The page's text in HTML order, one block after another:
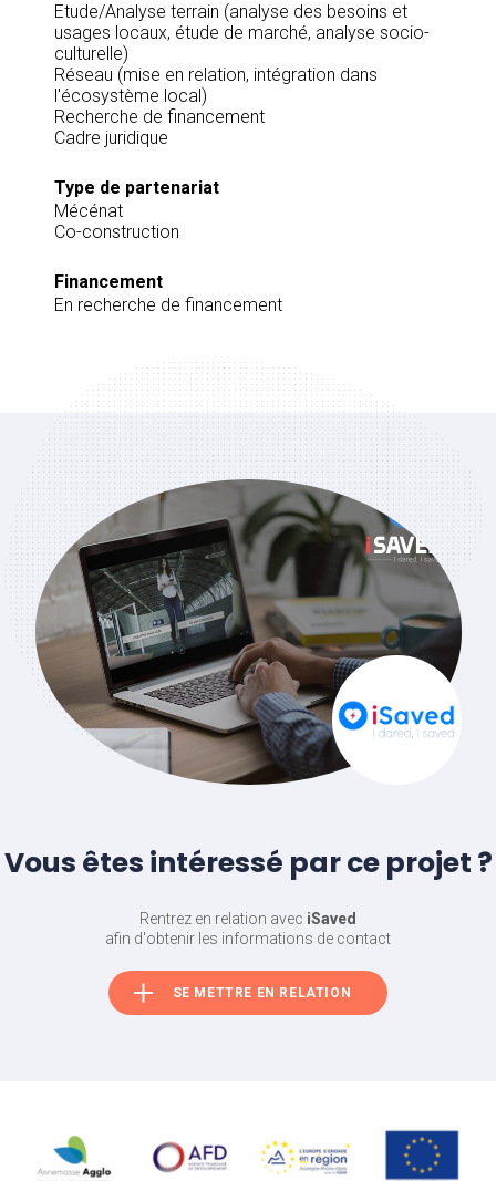
Etude/Analyse terrain (analyse des besoins et
usages locaux, étude de marché, analyse socio-
culturelle)
Réseau (mise en relation, intégration dans
l'écosystème local)
Recherche de financement
Cadre juridique
Type de partenariat
Mécénat
Co-construction
Financement
En recherche de financement
Vous êtes intéressé par ce projet ?
Rentrez en relation avec iSaved
afin d'obtenir les informations de contact
SE METTRE EN RELATION